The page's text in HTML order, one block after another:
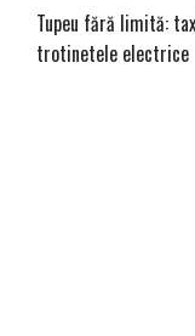
Tupeu fără limită:
trotinetele electrice